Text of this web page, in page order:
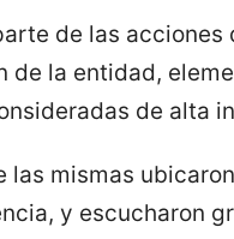
de las
de la entidad,
de alta
las mismas
y escucharon